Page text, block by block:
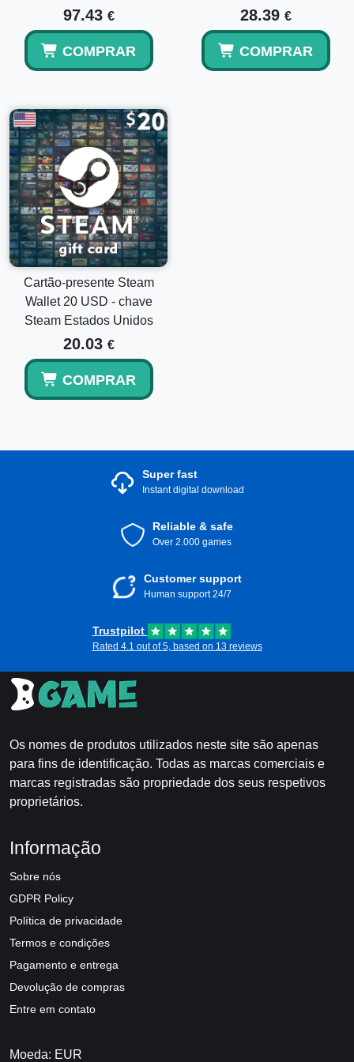
97.43 €
COMPRAR
28.39 €
COMPRAR
Cartão-presente Steam
Wallet 20 USD - chave
Steam Estados Unidos
20.03 €
COMPRAR
Super fast
Instant digital download
Reliable & safe
Over 2.000 games
Customer support
Human support 24/7
Trustpilot
Rated 4.1 out of 5, based on 13 reviews
Os nomes de produtos utilizados neste site são apenas
para fins de identificação. Todas as marcas comerciais e
marcas registradas são propriedade dos seus respetivos
proprietários.
Informação
Sobre nós
GDPR Policy
Política de privacidade
Termos e condições
Pagamento e entrega
Devolução de compras
Entre em contato
Moeda: EUR